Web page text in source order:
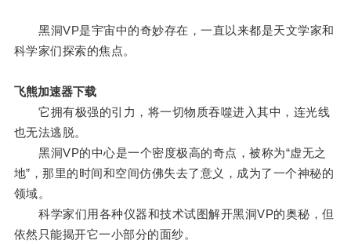
黑洞VP是宇宙中的奇妙存在，一直以来都是天文学家和
科学家们探索的焦点。
飞熊加速器下载
它拥有极强的引力，将一切物质吞噬进入其中，连光线
也无法逃脱。
黑洞VP的中心是一个密度极高的奇点，被称为“虚无之
地”，那里的时间和空间仿佛失去了意义，成为了一个神秘的
领域。
科学家们用各种仪器和技术试图解开黑洞VP的奥秘，但
依然只能揭开它一小部分的面纱。